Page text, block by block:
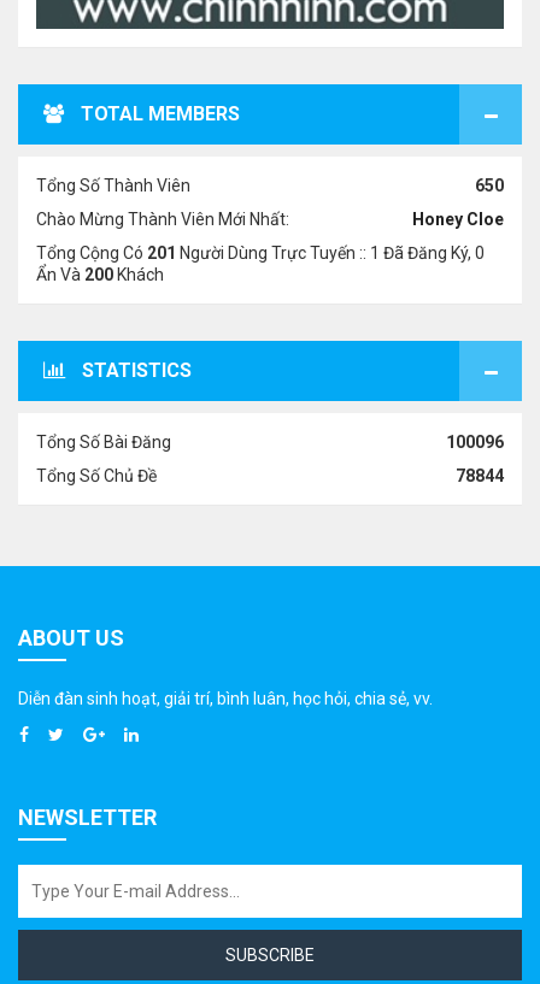
TOTAL MEMBERS
Tổng Số Thành Viên
650
Chào Mừng Thành Viên Mới Nhất:
Honey Cloe
Tổng Cộng Có 201 Người Dùng Trực Tuyến :: 1 Đã Đăng Ký, 0
Ẩn Và 200 Khách
STATISTICS
Tổng Số Bài Đăng
100096
Tổng Số Chủ Đề
78844
ABOUT US
Diễn đàn sinh hoạt, giải trí, bình luân, học hỏi, chia sẻ, vv.
NEWSLETTER
SUBSCRIBE